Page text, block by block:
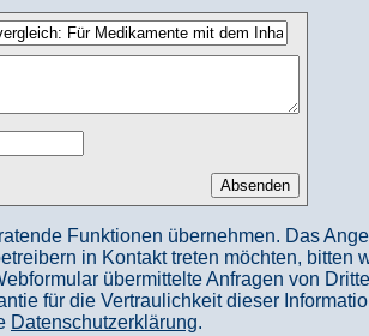
Funktionen übernehmen. Das
in Kontakt treten möchten, bitten
übermittelte Anfragen von
für die Vertraulichkeit dieser
Datenschutzerklärung.